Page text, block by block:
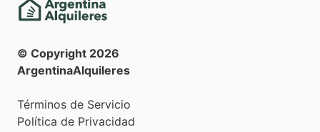
© Copyright 2026
ArgentinaAlquileres
Términos de Servicio
Política de Privacidad